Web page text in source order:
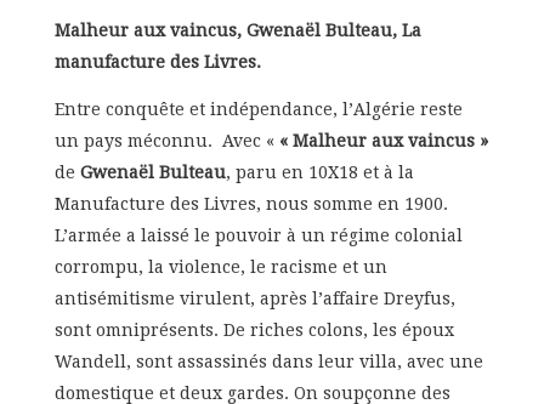
Malheur aux vaincus, Gwenaël Bulteau, La
manufacture des Livres.
Entre conquête et indépendance, l’Algérie reste
un pays méconnu. Avec «« Malheur aux vaincus »
de Gwenaël Bulteau, paru en 10X18 et à la
Manufacture des Livres, nous somme en 1900.
L’armée a laissé le pouvoir à un régime colonial
corrompu, la violence, le racisme et un
antisémitisme virulent, après l’affaire Dreyfus,
sont omniprésents. De riches colons, les époux
Wandell, sont assassinés dans leur villa, avec une
domestique et deux gardes. On soupçonne des